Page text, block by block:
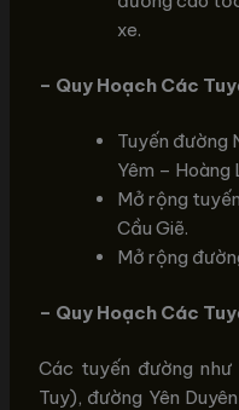
xe.
– Quy Hoạch Các
Tuyến đường
Yêm – Hoàng
Mở rộng
Cầu Giẽ.
Mở rộng
– Quy Hoạch Các
Các tuyến đường như
Tuy), đường Yên